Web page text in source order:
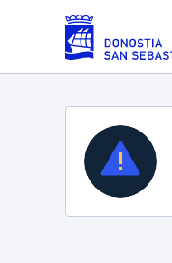
Saltar al contenido
Servicios